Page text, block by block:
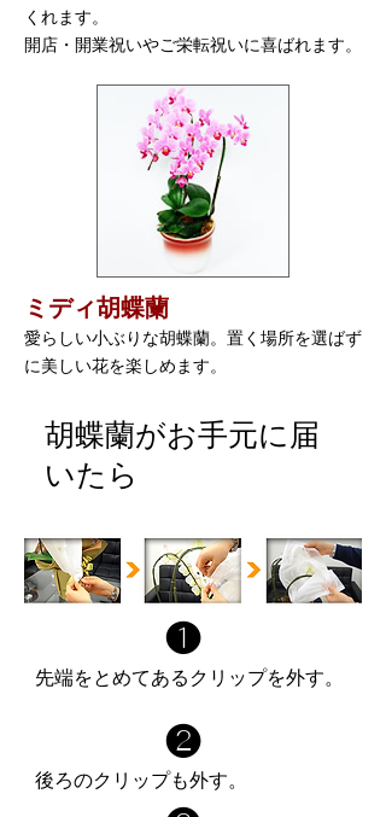
くれます。
開店・開業祝いやご栄転祝いに喜ばれます。
ミディ胡蝶蘭
愛らしい小ぶりな胡蝶蘭。置く場所を選ばず
に美しい花を楽しめます。
胡蝶蘭がお手元に届
いたら
❶
先端をとめてあるクリップを外す。
❷
後ろのクリップも外す。